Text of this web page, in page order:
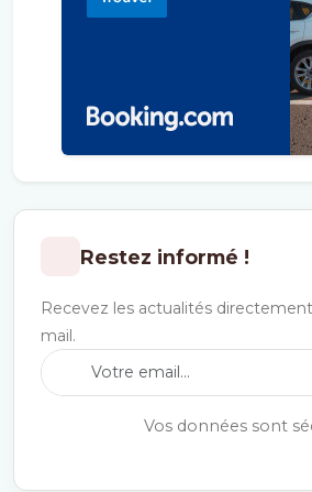
Restez informé !
Recevez les actualités
mail.
Vos données sont